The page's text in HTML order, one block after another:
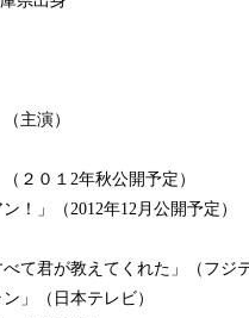
主演）
２０１2年秋公開予定）
！」（2012年12月公開予定）
て君が教えてくれた」（フジ
」（日本テレビ）